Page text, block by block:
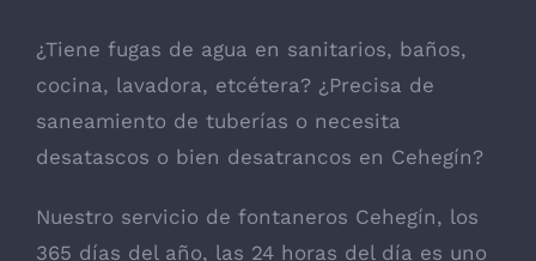
¿Tiene fugas de agua en sanitarios, baños,
cocina, lavadora, etcétera? ¿Precisa de
saneamiento de tuberías o necesita
desatascos o bien desatrancos en Cehegín?
Nuestro servicio de fontaneros Cehegín, los
365 días del año, las 24 horas del día es uno